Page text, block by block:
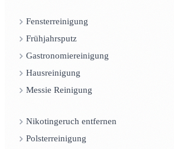
Fensterreinigung
Frühjahrsputz
Gastronomiereinigung
Hausreinigung
Messie Reinigung
Nikotingeruch entfernen
Polsterreinigung